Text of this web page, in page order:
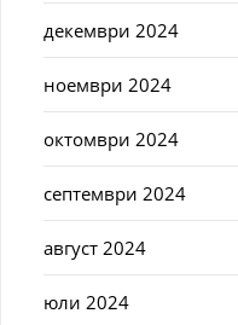
декември 2024
ноември 2024
октомври 2024
септември 2024
август 2024
юли 2024